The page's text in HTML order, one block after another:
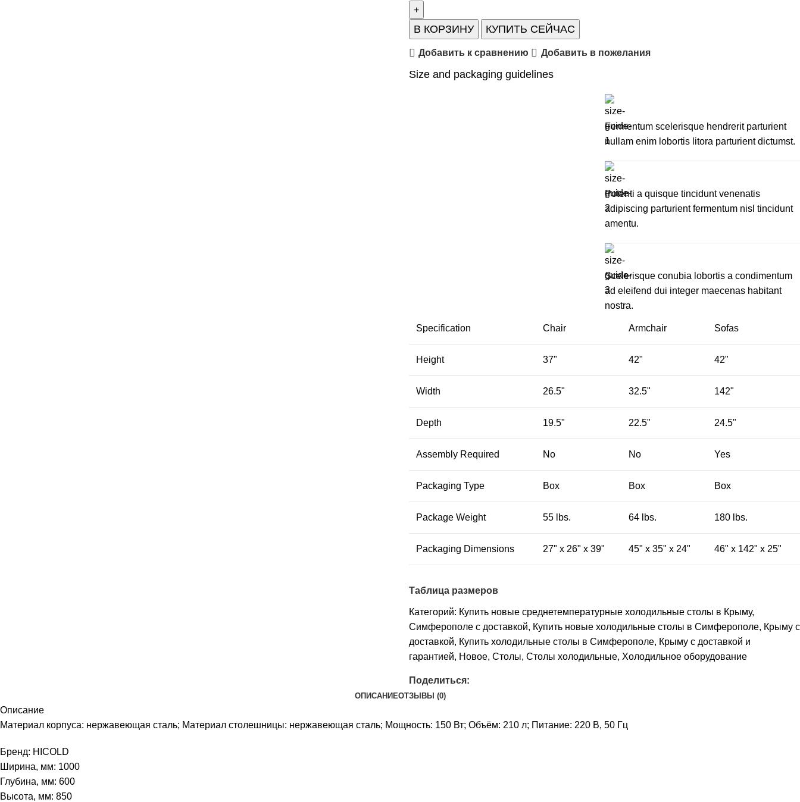
В КОРЗИНУ КУПИТЬ СЕЙЧАС
Добавить к сравнению Добавить в пожелания
Size and packaging guidelines
Fermentum scelerisque hendrerit parturient
nullam enim lobortis litora parturient dictumst.
Potenti a quisque tincidunt venenatis
adipiscing parturient fermentum nisl tincidunt
amentu.
Scelerisque conubia lobortis a condimentum
ad eleifend dui integer maecenas habitant
nostra.
Specification Chair Armchair Sofas
Height 37" 42" 42"
Width 26.5" 32.5" 142"
Depth 19.5" 22.5" 24.5"
Assembly Required No No Yes
Packaging Type Box Box Box
Package Weight 55 lbs. 64 lbs. 180 lbs.
Packaging Dimensions 27" x 26" x 39" 45" x 35" x 24" 46" x 142" x 25"
Таблица размеров
Категорий: Купить новые среднетемпературные холодильные столы в Крыму,
Симферополе с доставкой, Купить новые холодильные столы в Симферополе, Крыму с
доставкой, Купить холодильные столы в Симферополе, Крыму с доставкой и
гарантией, Новое, Столы, Столы холодильные, Холодильное оборудование
Поделиться:
ОПИСАНИЕОТЗЫВЫ (0)
Описание
Материал корпуса: нержавеющая сталь; Материал столешницы: нержавеющая сталь; Мощность: 150 Вт; Объём: 210 л; Питание: 220 В, 50 Гц
Бренд: HICOLD
Ширина, мм: 1000
Глубина, мм: 600
Высота, мм: 850